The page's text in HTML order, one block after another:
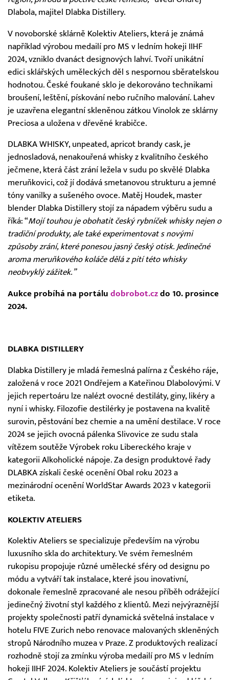
Dlabola, majitel Dlabka Distillery.
V novoborské sklárně Kolektiv Ateliers, která je známá
například výrobou medailí pro MS v ledním hokeji IIHF
2024, vzniklo dvanáct designových lahví. Tvoří unikátní
edici sklářských uměleckých děl s nespornou sběratelskou
hodnotou. České foukané sklo je dekorováno technikami
broušení, leštění, pískování nebo ručního malování. Lahev
je uzavřena elegantní skleněnou zátkou Vinolok ze sklárny
Preciosa a uložena v dřevěné krabičce.
DLABKA WHISKY, unpeated, apricot brandy cask, je
jednosladová, nenakouřená whisky z kvalitního českého
ječmene, která část zrání ležela v sudu po skvělé Dlabka
meruňkovici, což jí dodává smetanovou strukturu a jemné
tóny vanilky a sušeného ovoce. Matěj Houdek, master
blender Dlabka Distillery stojí za nápadem výběru sudu a
říká: “Mojí touhou je obohatit český rybníček whisky nejen o
tradiční produkty, ale také experimentovat s novými
způsoby zrání, které ponesou jasný český otisk. Jedinečné
aroma meruňkového koláče dělá z pití této whisky
neobvyklý zážitek.”
Aukce probíhá na portálu dobrobot.cz do 10. prosince
2024.
DLABKA DISTILLERY
Dlabka Distillery je mladá řemeslná palírna z Českého ráje,
založená v roce 2021 Ondřejem a Kateřinou Dlabolovými. V
jejich repertoáru lze nalézt ovocné destiláty, giny, likéry a
nyní i whisky. Filozofie destilérky je postavena na kvalitě
surovin, pěstování bez chemie a na umění destilace. V roce
2024 se jejich ovocná pálenka Slivovice ze sudu stala
vítězem soutěže Výrobek roku Libereckého kraje v
kategorii Alkoholické nápoje. Za design produktové řady
DLABKA získali české ocenění Obal roku 2023 a
mezinárodní ocenění WorldStar Awards 2023 v kategorii
etiketa.
KOLEKTIV ATELIERS
Kolektiv Ateliers se specializuje především na výrobu
luxusního skla do architektury. Ve svém řemeslném
rukopisu propojuje různé umělecké sféry od designu po
módu a vytváří tak instalace, které jsou inovativní,
dokonale řemeslně zpracované ale nesou příběh odrážející
jedinečný životní styl každého z klientů. Mezi nejvýraznější
projekty společnosti patří dynamická světelná instalace v
hotelu FIVE Zurich nebo renovace malovaných skleněných
stropů Národního muzea v Praze. Z produktových realizací
rozhodně stojí za zmínku výroba medailí pro MS v ledním
hokeji IIHF 2024. Kolektiv Ateliers je součástí projektu